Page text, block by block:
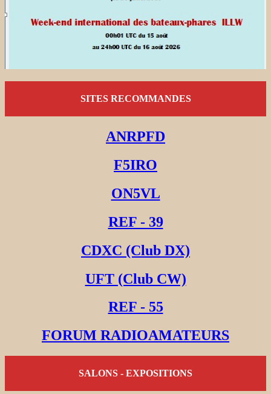
SITES RECOMMANDES
ANRPFD
F5IRO
ON5VL
REF - 39
CDXC (Club DX)
UFT (Club CW)
REF - 55
FORUM RADIOAMATEURS
SALONS - EXPOSITIONS